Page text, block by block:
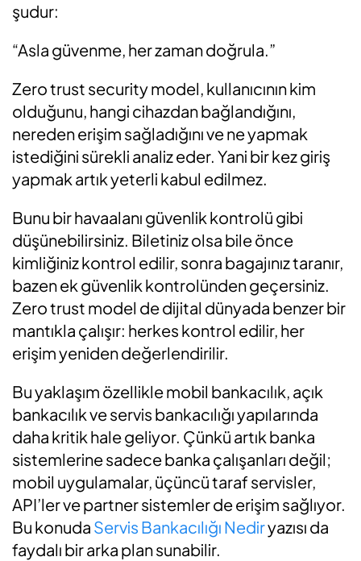
şudur:
“Asla güvenme, her zaman doğrula.”
Zero trust security model, kullanıcının kim
olduğunu, hangi cihazdan bağlandığını,
nereden erişim sağladığını ve ne yapmak
istediğini sürekli analiz eder. Yani bir kez giriş
yapmak artık yeterli kabul edilmez.
Bunu bir havaalanı güvenlik kontrolü gibi
düşünebilirsiniz. Biletiniz olsa bile önce
kimliğiniz kontrol edilir, sonra bagajınız taranır,
bazen ek güvenlik kontrolünden geçersiniz.
Zero trust model de dijital dünyada benzer bir
mantıkla çalışır: herkes kontrol edilir, her
erişim yeniden değerlendirilir.
Bu yaklaşım özellikle mobil bankacılık, açık
bankacılık ve servis bankacılığı yapılarında
daha kritik hale geliyor. Çünkü artık banka
sistemlerine sadece banka çalışanları değil;
mobil uygulamalar, üçüncü taraf servisler,
API’ler ve partner sistemler de erişim sağlıyor.
Bu konuda Servis Bankacılığı Nediryazısı da
faydalı bir arka plan sunabilir.